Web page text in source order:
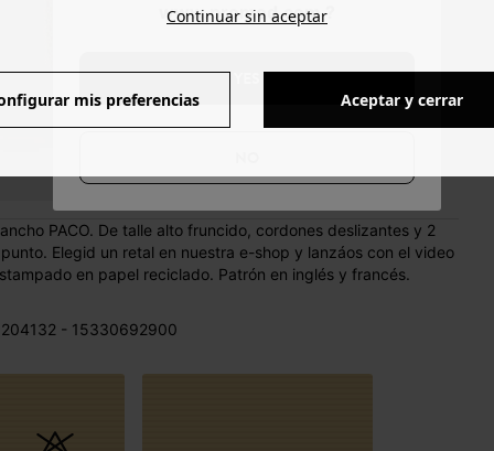
www.promod.com ?
PACO. De talle alto fruncido, cordones deslizantes y 2
Elegid un retal en nuestra e-shop y lanzáos con el video
en papel reciclado. Patrón en inglés y francés.
204132 - 15330692900
Continuar sin aceptar
mis preferencias Aceptar y cerrar